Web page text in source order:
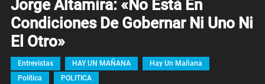
Jorge Altamira: «No Está En
Condiciones De Gobernar Ni Uno Ni
El Otro»
Entrevistas HAY UN MAÑANA
Hay Un Mañana
Política
POLITICA